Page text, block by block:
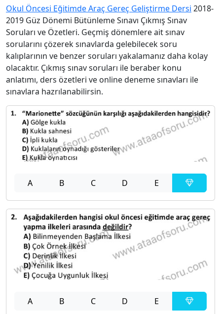
Okul Öncesi Eğitimde Araç Gereç Geliştirme Dersi 2018-
2019 Güz Dönemi Bütünleme Sınavı Çıkmış Sınav
Soruları ve Özetleri. Geçmiş dönemlere ait sınav
sorularını çözerek sınavlarda gelebilecek soru
kalıplarının ve benzer soruları yakalamanız daha kolay
olacaktır. Çıkmış sınav soruları ile beraber konu
anlatımı, ders özetleri ve online deneme sınavları ile
sınavlara hazrılanabilirsin.
A B C D E
A B C D E